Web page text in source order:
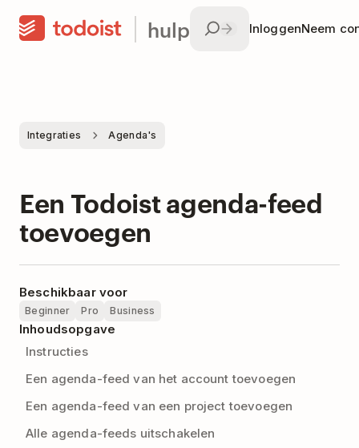
hulp InloggenNeem
Integraties Agenda's
Een Todoist agenda-feed
toevoegen
Beschikbaar voor
Beginner Pro Business
Inhoudsopgave
Instructies
Een agenda-feed van het account toevoegen
Een agenda-feed van een project toevoegen
Alle agenda-feeds uitschakelen